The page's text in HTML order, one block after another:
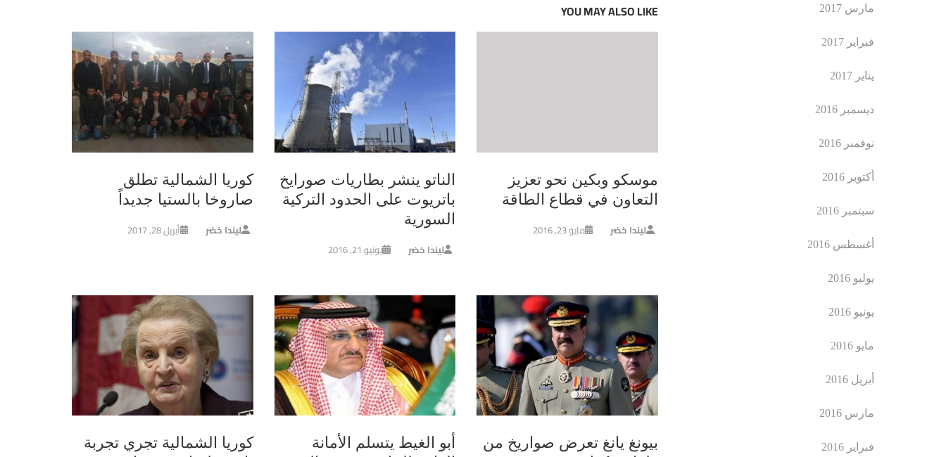
YOU MAY ALSO LIKE
موسكو وبكين نحو تعزيز
التعاون في قطاع الطاقة
ليندا خضر مايو 23, 2016
الناتو ينشر بطاريات صورايخ
باتريوت على الحدود التركية
السورية
ليندا خضر يونيو 21, 2016
كوريا الشمالية تطلق
صاروخا بالستيا جديداً
ليندا خضر أبريل 28, 2017
بيونغ يانغ تعرض صواريخ من
أبو الغيط يتسلم الأمانة
كوريا الشمالية تجري تجربة
مارس 2017
فبراير 2017
يناير 2017
ديسمبر 2016
نوفمبر 2016
أكتوبر 2016
سبتمبر 2016
أغسطس 2016
يوليو 2016
يونيو 2016
مايو 2016
أبريل 2016
مارس 2016
فبراير 2016